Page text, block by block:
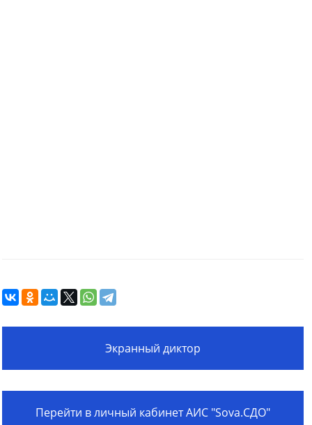
Экранный диктор
Перейти в личный кабинет АИС "Sova.СДО"